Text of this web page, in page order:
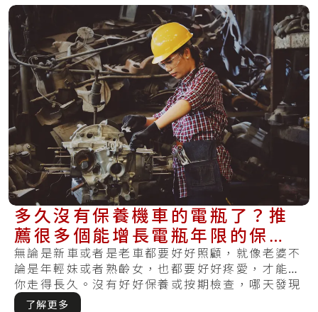
多久沒有保養機車的電瓶了？推
薦很多個能增長電瓶年限的保養
方法，使你發動更順暢
無論是新車或者是老車都要好好照顧，就像老婆不
論是年輕妹或者熟齡女，也都要好好疼愛，才能陪
你走得長久。沒有好好保養或按期檢查，哪天發現
損害.....
了解更多